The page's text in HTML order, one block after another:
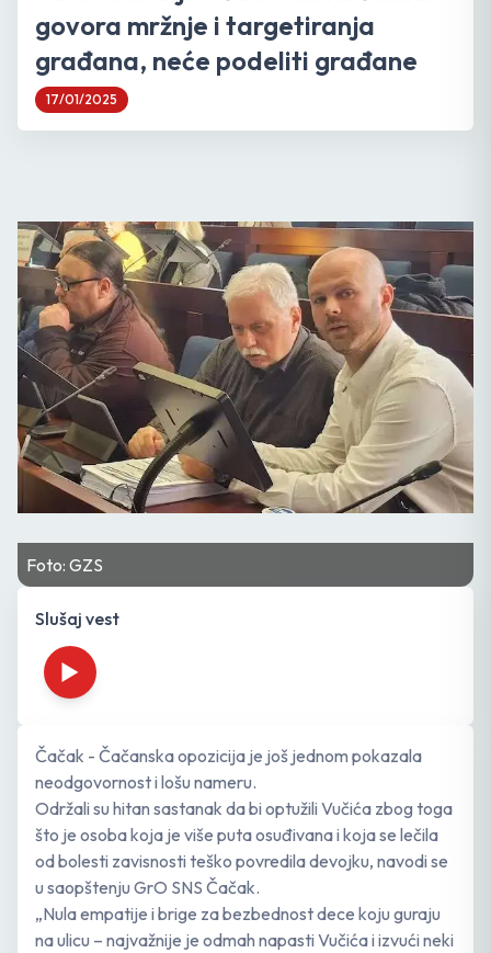
govora mržnje i targetiranja
građana, neće podeliti građane
17/01/2025
Foto: GZS
Slušaj vest
Čačak - Čačanska opozicija je još jednom pokazala
neodgovornost i lošu nameru.
Održali su hitan sastanak da bi optužili Vučića zbog toga
što je osoba koja je više puta osuđivana i koja se lečila
od bolesti zavisnosti teško povredila devojku, navodi se
u saopštenju GrO SNS Čačak.
„Nula empatije i brige za bezbednost dece koju guraju
na ulicu – najvažnije je odmah napasti Vučića i izvući neki